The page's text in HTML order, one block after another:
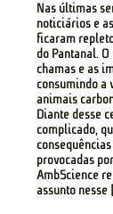
Nas últimas
noticiários e
ficaram
do Pantanal.
chamas e as
consumindo a
animais
Diante desse
complicado,
provocadas
AmbScience
assunto nesse